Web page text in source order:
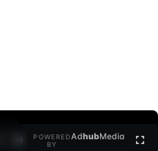
POWERED
BY
AdhubMedia